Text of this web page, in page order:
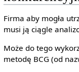
Firma aby mogła
musi ją ciągle
Może do tego
metodę BCG (od